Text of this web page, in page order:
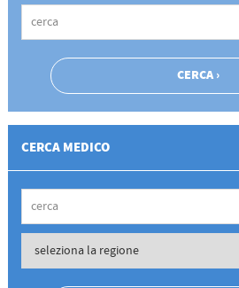
CERCA MEDICO